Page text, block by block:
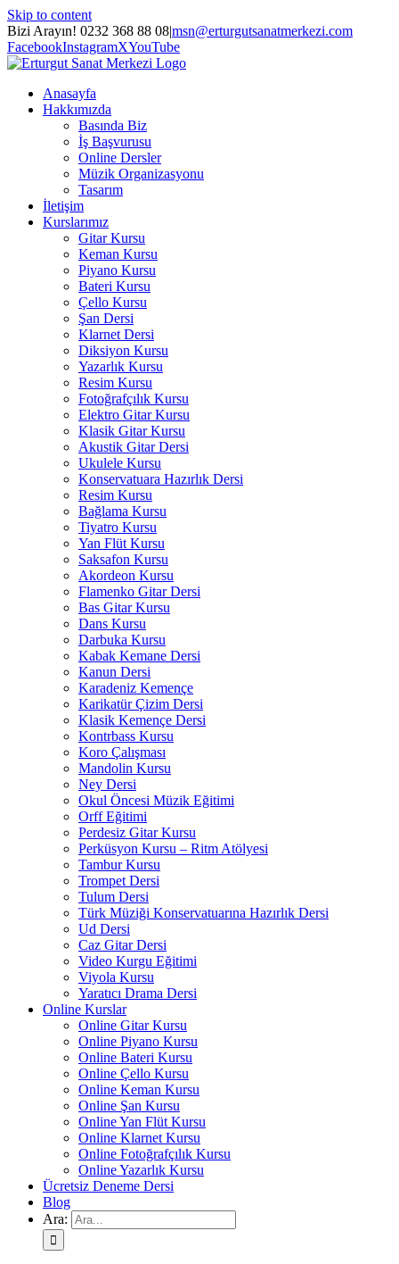
Skip to content
Bizi Arayın! 0232 368 88 08|msn@erturgutsanatmerkezi.com
FacebookInstagramXYouTube
Anasayfa
Hakkımızda
Basında Biz
İş Başvurusu
Online Dersler
Müzik Organizasyonu
Tasarım
İletişim
Kurslarımız
Gitar Kursu
Keman Kursu
Piyano Kursu
Bateri Kursu
Çello Kursu
Şan Dersi
Klarnet Dersi
Diksiyon Kursu
Yazarlık Kursu
Resim Kursu
Fotoğrafçılık Kursu
Elektro Gitar Kursu
Klasik Gitar Kursu
Akustik Gitar Dersi
Ukulele Kursu
Konservatuara Hazırlık Dersi
Resim Kursu
Bağlama Kursu
Tiyatro Kursu
Yan Flüt Kursu
Saksafon Kursu
Akordeon Kursu
Flamenko Gitar Dersi
Bas Gitar Kursu
Dans Kursu
Darbuka Kursu
Kabak Kemane Dersi
Kanun Dersi
Karadeniz Kemençe
Karikatür Çizim Dersi
Klasik Kemençe Dersi
Kontrbass Kursu
Koro Çalışması
Mandolin Kursu
Ney Dersi
Okul Öncesi Müzik Eğitimi
Orff Eğitimi
Perdesiz Gitar Kursu
Perküsyon Kursu – Ritm Atölyesi
Tambur Kursu
Trompet Dersi
Tulum Dersi
Türk Müziği Konservatuarına Hazırlık Dersi
Ud Dersi
Caz Gitar Dersi
Video Kurgu Eğitimi
Viyola Kursu
Yaratıcı Drama Dersi
Online Kurslar
Online Gitar Kursu
Online Piyano Kursu
Online Bateri Kursu
Online Çello Kursu
Online Keman Kursu
Online Şan Kursu
Online Yan Flüt Kursu
Online Klarnet Kursu
Online Fotoğrafçılık Kursu
Online Yazarlık Kursu
Ücretsiz Deneme Dersi
Blog
Ara: